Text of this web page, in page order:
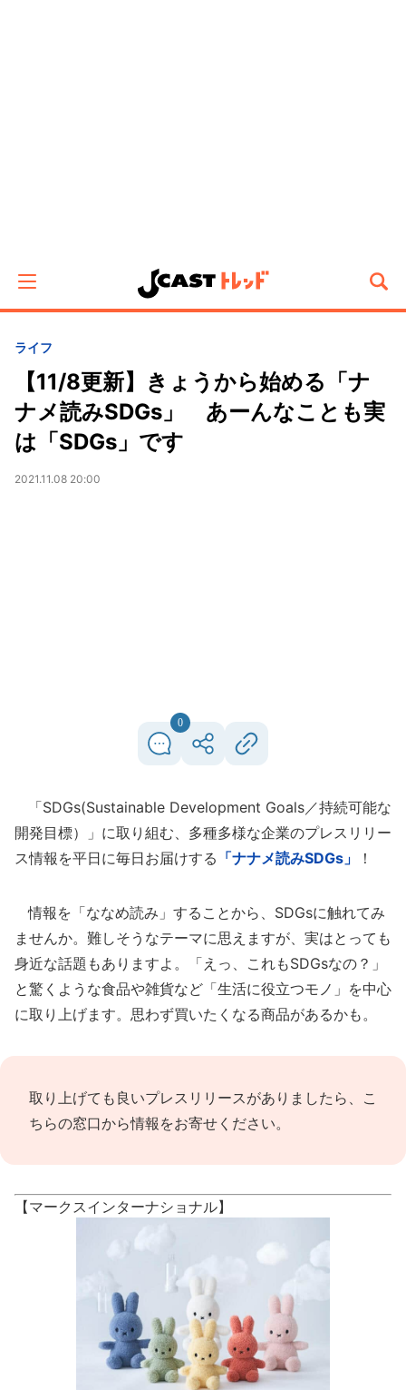
ライフ
【11/8更新】きょうから始める「ナ
ナメ読みSDGs」 あーんなことも実
は「SDGs」です
2021.11.08 20:00
0
「SDGs(Sustainable Development Goals／持続可能な
開発目標）」に取り組む、多種多様な企業のプレスリリー
ス情報を平日に毎日お届けする 「ナナメ読みSDGs」 ！
情報を「ななめ読み」することから、SDGsに触れてみ
ませんか。難しそうなテーマに思えますが、実はとっても
身近な話題もありますよ。「えっ、これもSDGsなの？」
と驚くような食品や雑貨など「生活に役立つモノ」を中心
に取り上げます。思わず買いたくなる商品があるかも。
取り上げても良いプレスリリースがありましたら、 こ
ちらの窓口から情報をお寄せください。
【マークスインターナショナル】